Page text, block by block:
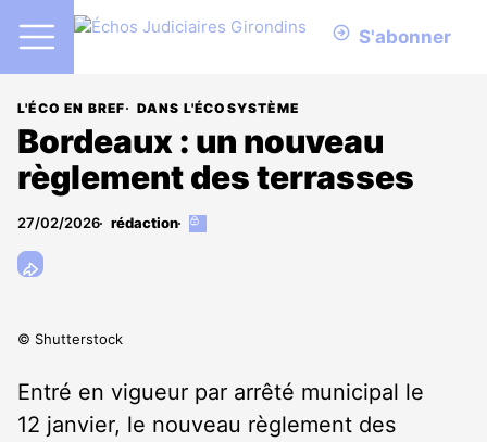
S'abonner
L'ÉCO EN BREF DANS L'ÉCOSYSTÈME
Bordeaux : un nouveau
règlement des terrasses
27/02/2026 rédaction
Cet
© Shutterstock
Entré en vigueur par arrêté municipal le
12 janvier, le nouveau règlement des